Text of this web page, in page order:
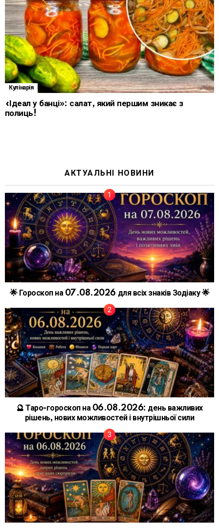
Кулінарія
«Ідеал у банці»: салат, який першим зникає з
полиць!
АКТУАЛЬНІ НОВИНИ
🌟 Гороскоп на 07.08.2026 для всіх знаків Зодіаку 🌟
🔮 Таро-гороскоп на 06.08.2026: день важливих
рішень, нових можливостей і внутрішньої сили